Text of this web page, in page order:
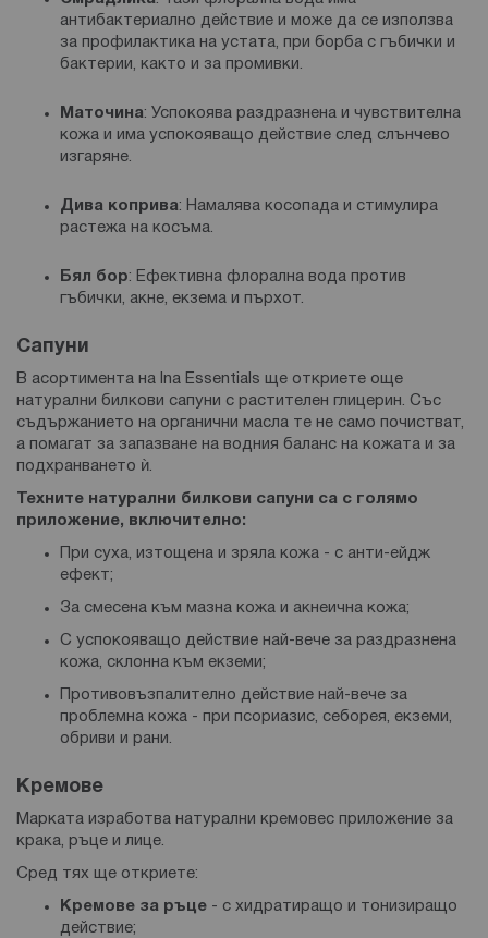
антибактериално действие и може да се използва
за профилактика на устата, при борба с гъбички и
бактерии, както и за промивки.
Маточина: Успокоява раздразнена и чувствителна
кожа и има успокояващо действие след слънчево
изгаряне.
Дива коприва: Намалява косопада и стимулира
растежа на косъма.
Бял бор: Ефективна флорална вода против
гъбички, акне, екзема и пърхот.
Сапуни
В асортимента на Ina Essentials ще откриете още
натурални билкови сапуни с растителен глицерин. Със
съдържанието на органични масла те не само почистват,
а помагат за запазване на водния баланс на кожата и за
подхранването ѝ.
Техните натурални билкови сапуни са с голямо
приложение, включително:
При суха, изтощена и зряла кожа - с анти-ейдж
ефект;
За смесена към мазна кожа и акнеична кожа;
С успокояващо действие най-вече за раздразнена
кожа, склонна към екземи;
Противовъзпалително действие най-вече за
проблемна кожа - при псориазис, себорея, екземи,
обриви и рани.
Кремове
Марката изработва натурални кремовес приложение за
крака, ръце и лице.
Сред тях ще откриете:
Кремове за ръце - с хидратиращо и тонизиращо
действие;